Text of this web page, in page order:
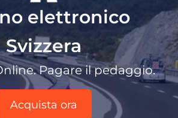
elettronico
Svizzera
Pagare il pedaggio.
Acquista ora